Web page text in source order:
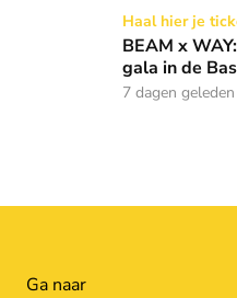
BEAM x WAY: Kom naar
Haal hier je
BEAM x
gala in de
7 dagen geleden
Ga naar